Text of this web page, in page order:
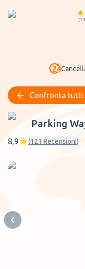
(
Confronta tutti
Parking Way
Parking
8,9 (121 Recensioni)
Previous slide